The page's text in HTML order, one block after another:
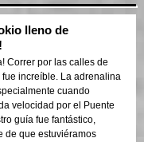
lleno de
Correr por las calles de
fue increíble. La adrenalina
cuando
velocidad por el Puente
guía fue fantástico,
de que estuviéramos